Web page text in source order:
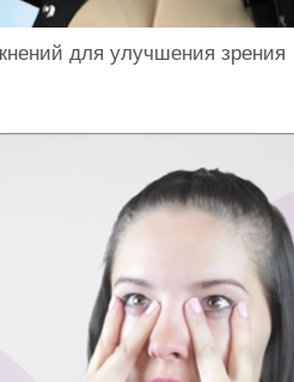
для улучшения зрения